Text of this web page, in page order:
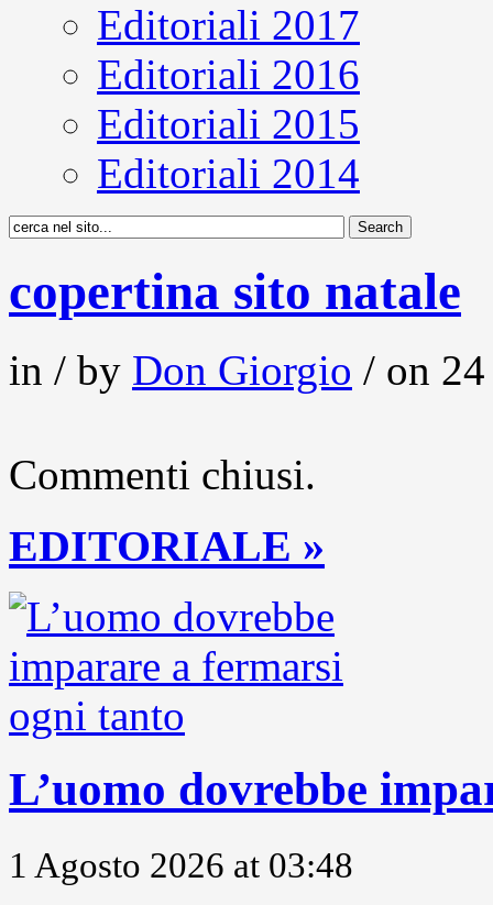
Editoriali 2017
Editoriali 2016
Editoriali 2015
Editoriali 2014
copertina sito natale
in / by Don Giorgio / on
Commenti chiusi.
EDITORIALE »
L’uomo dovrebbe
1 Agosto 2026 at 03:48